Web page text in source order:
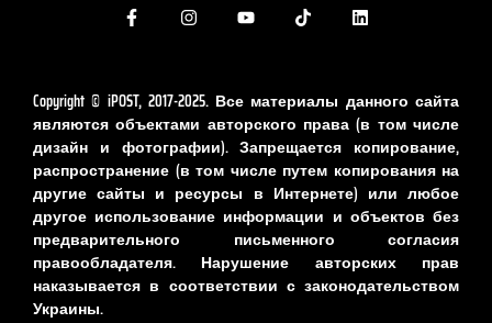
Copyright © iPOST, 2017-2025. Все материалы данного сайта
являются объектами авторского права (в том числе
дизайн и фотографии). Запрещается копирование,
распространение (в том числе путем копирования на
другие сайты и ресурсы в Интернете) или любое
другое использование информации и объектов без
предварительного письменного согласия
правообладателя. Нарушение авторских прав
наказывается в соответствии с законодательством
Украины.